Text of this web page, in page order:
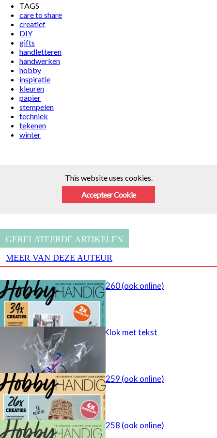
TAGS
care to share
creatief
DIY
gifts
handletteren
handwerken
hobby
inspiratie
kleuren
papier
stempelen
techniek
tekenen
winter
This website uses cookies.
Accepteer Cookie
GERELATEERDE ARTIKELEN
MEER VAN DEZE AUTEUR
HobbyHandig 260 (ook online)
cadeau idee – Klok met tekst
HobbyHandig 259 (ook online)
HobbyHandig 258 (ook online)